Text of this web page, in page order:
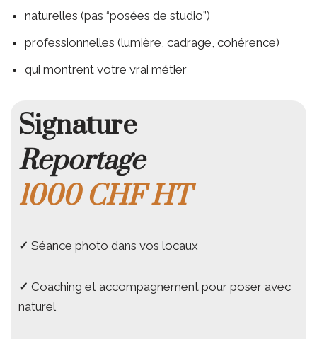
naturelles (pas “posées de studio”)
professionnelles (lumière, cadrage, cohérence)
qui montrent votre vrai métier
Signature
Reportage
1000 CHF HT
✓ Séance photo dans vos locaux
✓ Coaching et accompagnement pour poser avec
naturel